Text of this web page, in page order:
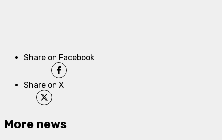
Share on Facebook
Share on X
More news